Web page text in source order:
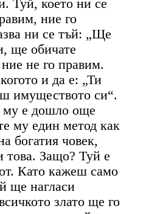
Туй, което ни се
ние го
ни се тъй: „Ще
ще обичате
не го правим.
и да е: „Ти
имуществото си“.
е дошло още
му един метод как
богатия човек,
това. Защо? Туй е
Като кажеш само
ще нагласи
злато ще го